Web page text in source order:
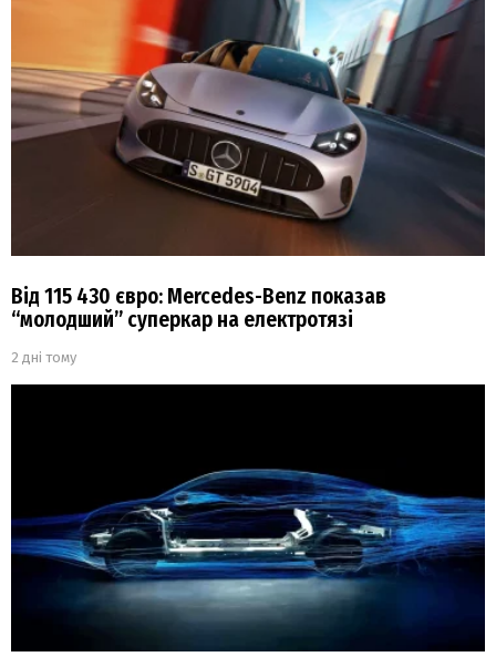
Від 115 430 євро: Mercedes-Benz показав
“молодший” суперкар на електротязі
2 дні тому